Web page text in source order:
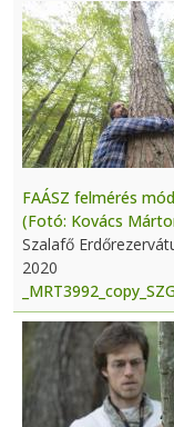
FAÁSZ felmérés
(Fotó: Kovács
Szalafő
2020